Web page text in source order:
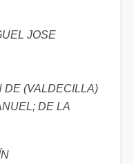
JOSE
DE (VALDECILLA)
DE LA